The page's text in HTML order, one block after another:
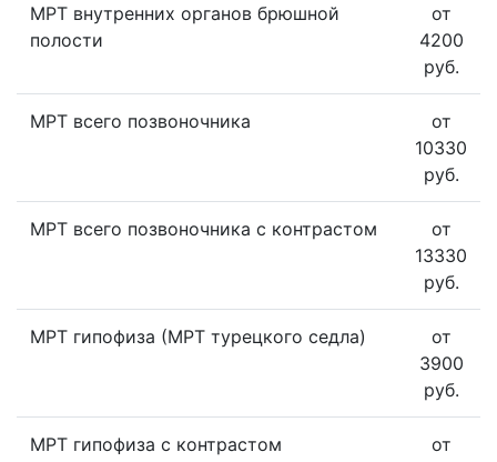
МРТ внутренних органов брюшной
полости
от
4200
руб.
МРТ всего позвоночника
от
10330
руб.
МРТ всего позвоночника с контрастом
от
13330
руб.
МРТ гипофиза (МРТ турецкого седла)
от
3900
руб.
МРТ гипофиза с контрастом
от